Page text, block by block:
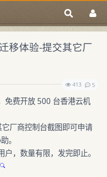
移体验-提交其它厂
413
5
免费开放 500 台香港云机
厂商控制台截图即可申请
。
，数量有限，发完即止。